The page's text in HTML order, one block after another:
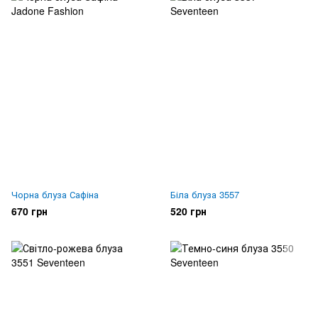
Чорна блуза Сафіна
670 грн
Біла блуза 3557
520 грн